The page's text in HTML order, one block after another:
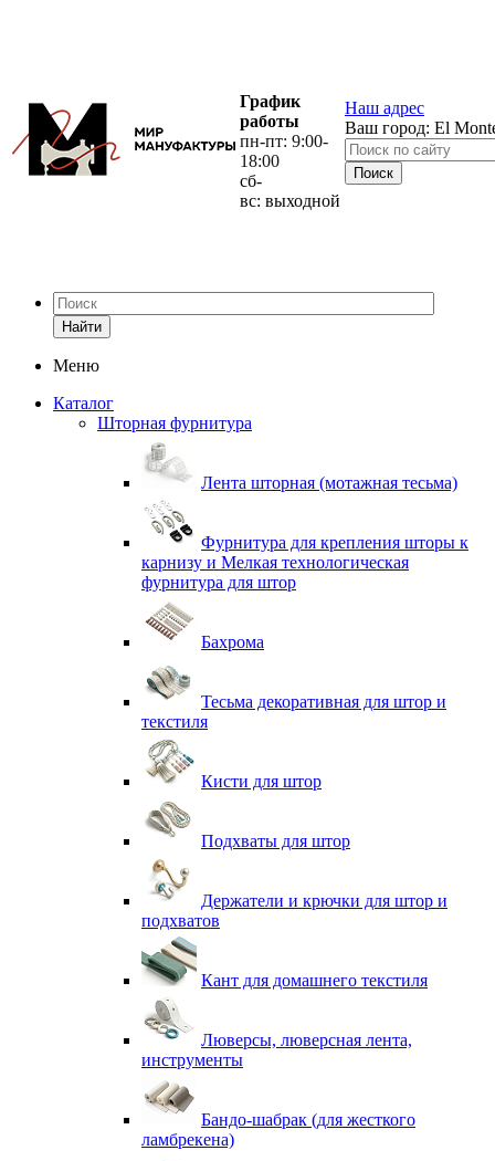
График
работы
пн-пт: 9:00-
18:00
сб-
вс: выходной
Наш адрес
Ваш город: El
Найти
Меню
Каталог
Шторная фурнитура
Лента шторная (мотажная тесьма)
Фурнитура для крепления шторы к
карнизу и Мелкая технологическая
фурнитура для штор
Бахрома
Тесьма декоративная для штор и
текстиля
Кисти для штор
Подхваты для штор
Держатели и крючки для штор и
подхватов
Кант для домашнего текстиля
Люверсы, люверсная лента,
инструменты
Бандо-шабрак (для жесткого
ламбрекена)